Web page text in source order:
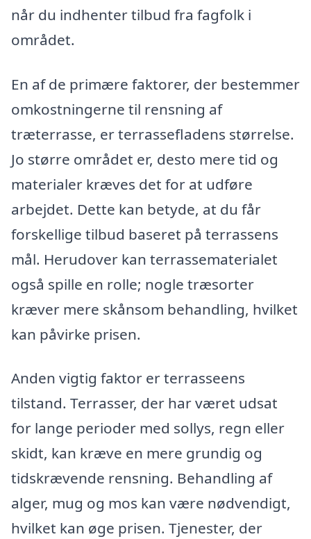
når du indhenter tilbud fra fagfolk i
området.
En af de primære faktorer, der bestemmer
omkostningerne til rensning af
træterrasse, er terrassefladens størrelse.
Jo større området er, desto mere tid og
materialer kræves det for at udføre
arbejdet. Dette kan betyde, at du får
forskellige tilbud baseret på terrassens
mål. Herudover kan terrassematerialet
også spille en rolle; nogle træsorter
kræver mere skånsom behandling, hvilket
kan påvirke prisen.
Anden vigtig faktor er terrasseens
tilstand. Terrasser, der har været udsat
for lange perioder med sollys, regn eller
skidt, kan kræve en mere grundig og
tidskrævende rensning. Behandling af
alger, mug og mos kan være nødvendigt,
hvilket kan øge prisen. Tjenester, der